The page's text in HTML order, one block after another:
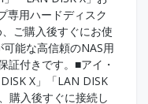
専用ハードディスク
ご購入後すぐにお使
能な高信頼のNAS用
証付きです。■アイ・
X」「LAN DISK
購入後すぐに接続し